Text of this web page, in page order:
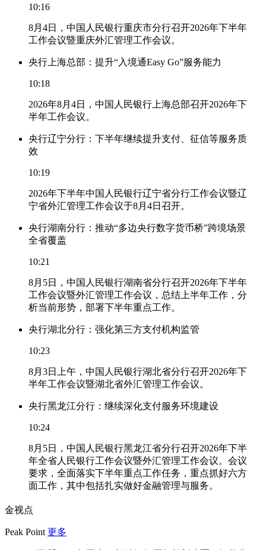
10:16
8月4日，中国人民银行重庆市分行召开2026年下半年
工作会议暨重庆外汇管理工作会议。
央行上海总部：提升“入境通Easy Go”服务能力
10:18
2026年8月4日，中国人民银行上海总部召开2026年下
半年工作会议。
央行辽宁分行：下半年继续提升支付、征信等服务质
效
10:19
2026年下半年中国人民银行辽宁省分行工作会议暨辽
宁省外汇管理工作会议于8月4日召开。
央行湖南分行：推动“多边央行数字货币桥”跨境场景
全省覆盖
10:21
8月5日，中国人民银行湖南省分行召开2026年下半年
工作会议暨外汇管理工作会议，总结上半年工作，分
析当前形势，部署下半年重点工作。
央行湖北分行：强化第三方支付机构监管
10:23
8月3日上午，中国人民银行湖北省分行召开2026年下
半年工作会议暨湖北省外汇管理工作会议。
央行黑龙江分行：继续深化支付服务环境建设
10:24
8月5日，中国人民银行黑龙江省分行召开2026年下半
年全省人民银行工作会议暨外汇管理工作会议。会议
要求，全面落实下半年重点工作任务，重点抓好六方
面工作，其中包括扎实做好金融管理与服务。
金视点
Peak Point 更多